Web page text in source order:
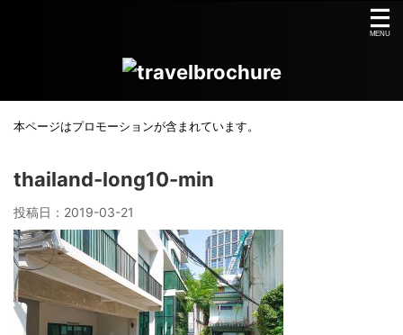
本ページはプロモーションが含まれています。
thailand-long10-min
投稿日： 2019-03-21